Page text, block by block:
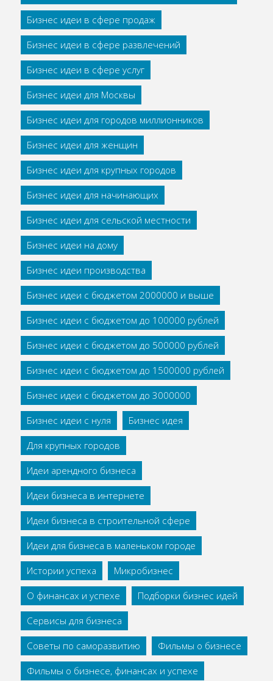
Бизнес идеи в сфере продаж
Бизнес идеи в сфере развлечений
Бизнес идеи в сфере услуг
Бизнес идеи для Москвы
Бизнес идеи для городов миллионников
Бизнес идеи для женщин
Бизнес идеи для крупных городов
Бизнес идеи для начинающих
Бизнес идеи для сельской местности
Бизнес идеи на дому
Бизнес идеи производства
Бизнес идеи с бюджетом 2000000 и выше
Бизнес идеи с бюджетом до 100000 рублей
Бизнес идеи с бюджетом до 500000 рублей
Бизнес идеи с бюджетом до 1500000 рублей
Бизнес идеи с бюджетом до 3000000
Бизнес идеи с нуля
Бизнес идея
Для крупных городов
Идеи арендного бизнеса
Идеи бизнеса в интернете
Идеи бизнеса в строительной сфере
Идеи для бизнеса в маленьком городе
Истории успеха
Микробизнес
О финансах и успехе
Подборки бизнес идей
Сервисы для бизнеса
Советы по саморазвитию
Фильмы о бизнесе
Фильмы о бизнесе, финансах и успехе